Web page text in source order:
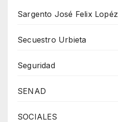
Sargento José Felix Lopéz
Secuestro Urbieta
Seguridad
SENAD
SOCIALES